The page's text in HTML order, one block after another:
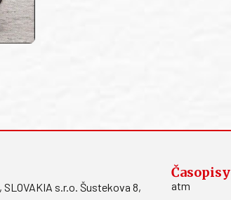
SLOVAKIA s.r.o. Šustekova 8,
Časopisy
atm